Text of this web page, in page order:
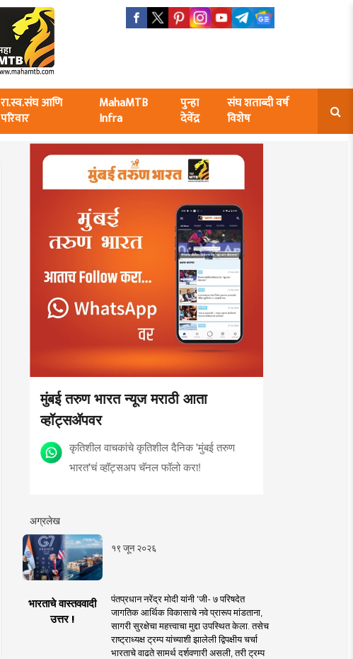
रा.स्व.संघ आणि
परिवार
MahaMTB
Infra
पुन्हा
देवेंद्र
संघ शताब्दी वर्ष
विशेष
मुंबई तरुण भारत न्यूज मराठी आता
व्हॉट्सॲपवर
कृतिशील वाचकांचे कृतिशील दैनिक 'मुंबई तरुण
भारत'चं व्हॉट्सअप चॅनल फॉलो करा!
अग्रलेख
१९ जून २०२६
भारताचे वास्तववादी
उत्तर !
पंतप्रधान नरेंद्र मोदी यांनी 'जी- ७ परिषदेत
जागतिक आर्थिक विकासाचे नवे प्रारूप मांडताना,
सागरी सुरक्षेचा महत्त्वाचा मुद्दा उपस्थित केला. तसेच
राष्ट्राध्यक्ष ट्रम्प यांच्याशी झालेली द्विपक्षीय चर्चा
भारताचे वाढते सामर्थ दर्शवणारी असली, तरी ट्रम्प